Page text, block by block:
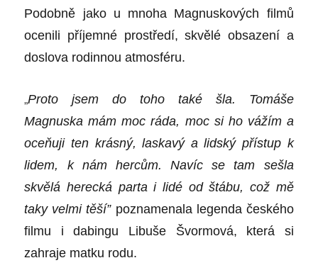
Podobně jako u mnoha Magnuskových filmů
ocenili příjemné prostředí, skvělé obsazení a
doslova rodinnou atmosféru.
„Proto jsem do toho také šla. Tomáše
Magnuska mám moc ráda, moc si ho vážím a
oceňuji ten krásný, laskavý a lidský přístup k
lidem, k nám hercům. Navíc se tam sešla
skvělá herecká parta i lidé od štábu, což mě
taky velmi těší” poznamenala legenda českého
filmu i dabingu Libuše Švormová, která si
zahraje matku rodu.